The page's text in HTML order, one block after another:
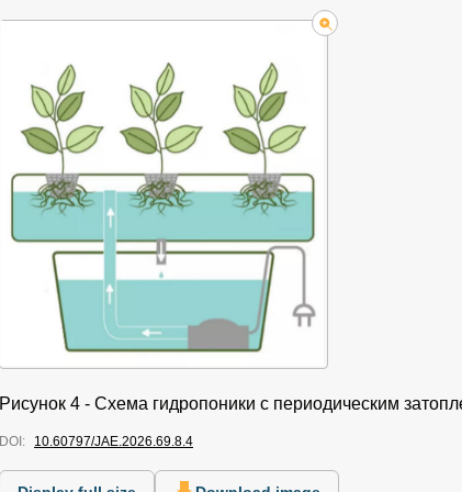
Рисунок 4 - Схема гидропоники с периодическим
DOI: 10.60797/JAE.2026.69.8.4